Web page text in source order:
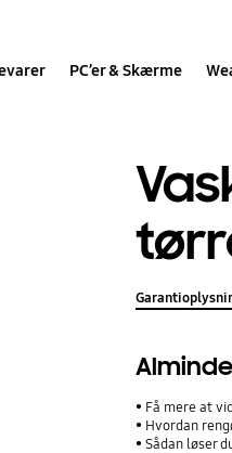
PC’er & Skærme
Få mere at
Hvordan
Sådan løser